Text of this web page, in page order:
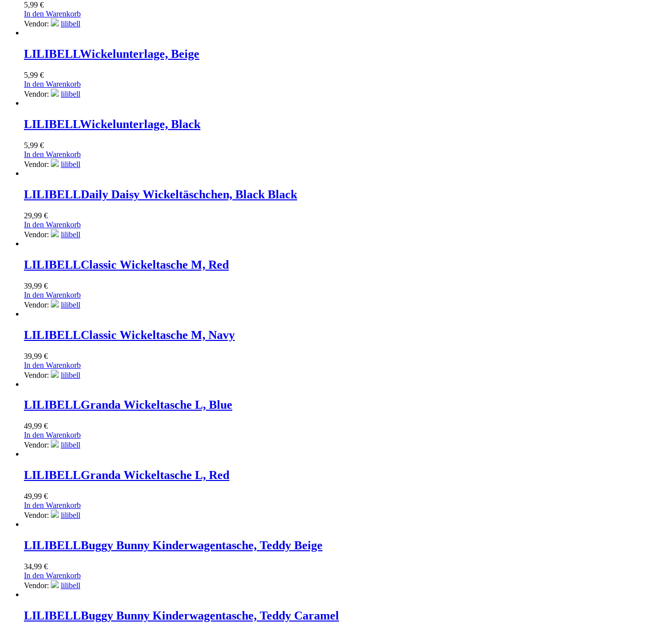
5,99 €
In den Warenkorb
Vendor:
lilibell
LILIBELLWickelunterlage, Beige
5,99 €
In den Warenkorb
Vendor:
lilibell
LILIBELLWickelunterlage, Black
5,99 €
In den Warenkorb
Vendor:
lilibell
LILIBELLDaily Daisy Wickeltäschchen, Black Black
29,99 €
In den Warenkorb
Vendor:
lilibell
LILIBELLClassic Wickeltasche M, Red
39,99 €
In den Warenkorb
Vendor:
lilibell
LILIBELLClassic Wickeltasche M, Navy
39,99 €
In den Warenkorb
Vendor:
lilibell
LILIBELLGranda Wickeltasche L, Blue
49,99 €
In den Warenkorb
Vendor:
lilibell
LILIBELLGranda Wickeltasche L, Red
49,99 €
In den Warenkorb
Vendor:
lilibell
LILIBELLBuggy Bunny Kinderwagentasche, Teddy Beige
34,99 €
In den Warenkorb
Vendor:
lilibell
LILIBELLBuggy Bunny Kinderwagentasche, Teddy Caramel